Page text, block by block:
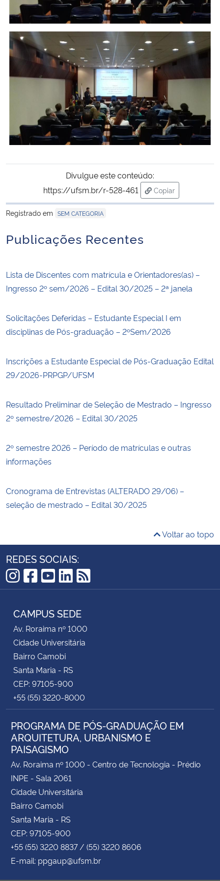
Divulgue este conteúdo:
https://ufsm.br/r-528-461
Copiar
para área de
Registrado em SEM CATEGORIA
Publicações Recentes
Lista de Discentes com matrícula e Orientadores(as) –
Ingresso 2º sem/2026 – Edital 30/2025 – 2ª janela
Solicitações Deferidas – Estudante Especial I em
disciplinas de Pós-graduação – 2ºSem/2026
Inscrições a Estudante Especial de Pós-Graduação Edital
29/2026-PRPGP/UFSM
Resultado Preliminar de Seleção de Mestrado – Ingresso
2º semestre/2026 – Edital 30/2025
2º semestre 2026 – Período de matrículas e outras
informações
Cronograma de Entrevistas (ALTERADO 29/06) –
seleção de mestrado – Edital 30/2025
Voltar ao topo
REDES SOCIAIS:
Instagram
Facebook
YouTube
LinkedIn
RSS
CAMPUS SEDE
Av. Roraima nº 1000
Cidade Universitária
Bairro Camobi
Santa Maria - RS
CEP: 97105-900
+55 (55) 3220-8000
PROGRAMA DE PÓS-GRADUAÇÃO EM
ARQUITETURA, URBANISMO E
PAISAGISMO
Av. Roraima nº 1000 - Centro de Tecnologia - Prédio
INPE - Sala 2061
Cidade Universitária
Bairro Camobi
Santa Maria - RS
CEP: 97105-900
+55 (55) 3220 8837 / (55) 3220 8606
E-mail: ppgaup@ufsm.br